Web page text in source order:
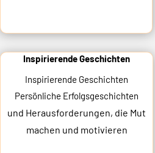
Inspirierende Geschichten
Inspirierende Geschichten
Persönliche Erfolgsgeschichten
und Herausforderungen, die Mut
machen und motivieren